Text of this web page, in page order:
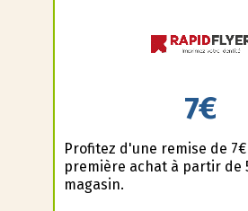
7€
Profitez d'une remise de
première achat à partir de
magasin.